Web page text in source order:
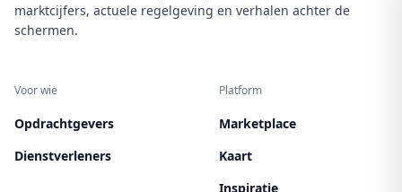
marktcijfers, actuele regelgeving en verhalen achter de
schermen.
Voor wie
Opdrachtgevers
Dienstverleners
Platform
Marketplace
Kaart
Inspiratie